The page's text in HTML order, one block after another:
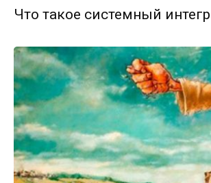
Что такое системный